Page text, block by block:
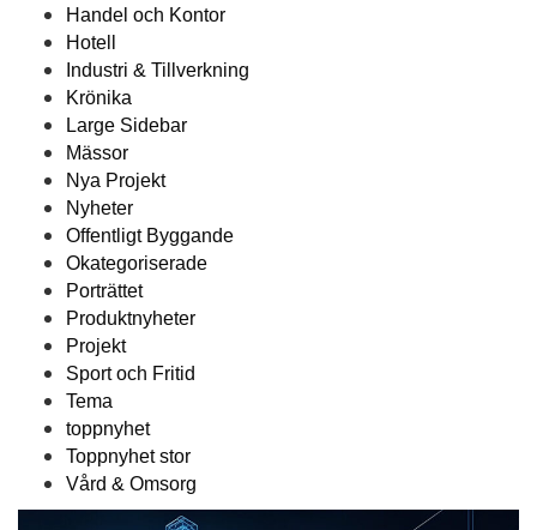
Handel och Kontor
Hotell
Industri & Tillverkning
Krönika
Large Sidebar
Mässor
Nya Projekt
Nyheter
Offentligt Byggande
Okategoriserade
Porträttet
Produktnyheter
Projekt
Sport och Fritid
Tema
toppnyhet
Toppnyhet stor
Vård & Omsorg